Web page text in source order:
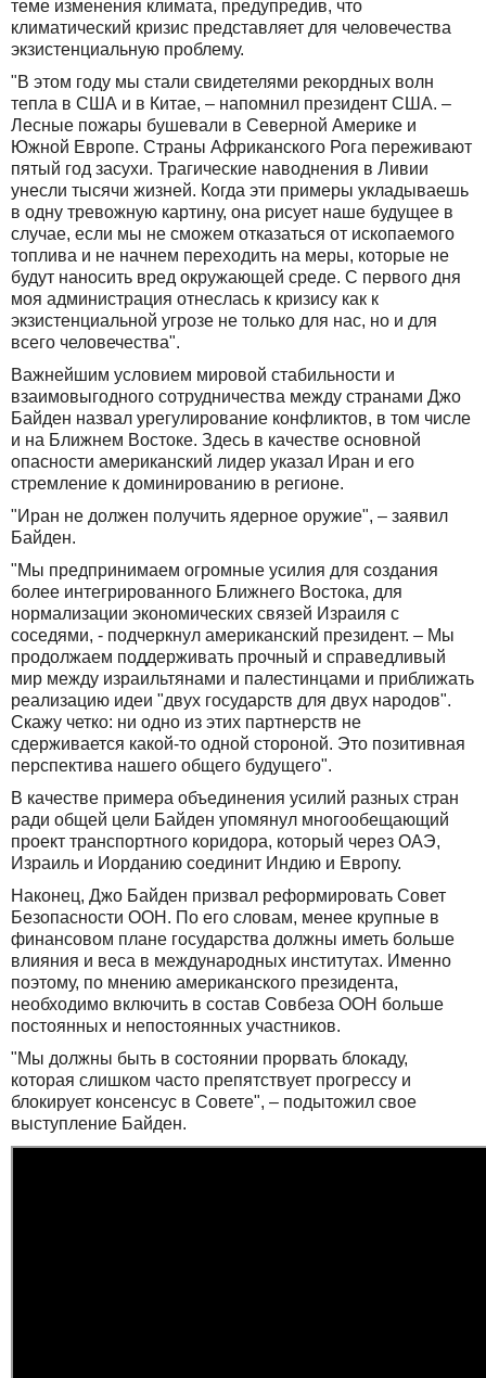
теме изменения климата, предупредив, что
климатический кризис представляет для человечества
экзистенциальную проблему.
"В этом году мы стали свидетелями рекордных волн
тепла в США и в Китае, – напомнил президент США. –
Лесные пожары бушевали в Северной Америке и
Южной Европе. Страны Африканского Рога переживают
пятый год засухи. Трагические наводнения в Ливии
унесли тысячи жизней. Когда эти примеры укладываешь
в одну тревожную картину, она рисует наше будущее в
случае, если мы не сможем отказаться от ископаемого
топлива и не начнем переходить на меры, которые не
будут наносить вред окружающей среде. С первого дня
моя администрация отнеслась к кризису как к
экзистенциальной угрозе не только для нас, но и для
всего человечества".
Важнейшим условием мировой стабильности и
взаимовыгодного сотрудничества между странами Джо
Байден назвал урегулирование конфликтов, в том числе
и на Ближнем Востоке. Здесь в качестве основной
опасности американский лидер указал Иран и его
стремление к доминированию в регионе.
"Иран не должен получить ядерное оружие", – заявил
Байден.
"Мы предпринимаем огромные усилия для создания
более интегрированного Ближнего Востока, для
нормализации экономических связей Израиля с
соседями, - подчеркнул американский президент. – Мы
продолжаем поддерживать прочный и справедливый
мир между израильтянами и палестинцами и приближать
реализацию идеи "двух государств для двух народов".
Скажу четко: ни одно из этих партнерств не
сдерживается какой-то одной стороной. Это позитивная
перспектива нашего общего будущего".
В качестве примера объединения усилий разных стран
ради общей цели Байден упомянул многообещающий
проект транспортного коридора, который через ОАЭ,
Израиль и Иорданию соединит Индию и Европу.
Наконец, Джо Байден призвал реформировать Совет
Безопасности ООН. По его словам, менее крупные в
финансовом плане государства должны иметь больше
влияния и веса в международных институтах. Именно
поэтому, по мнению американского президента,
необходимо включить в состав Совбеза ООН больше
постоянных и непостоянных участников.
"Мы должны быть в состоянии прорвать блокаду,
которая слишком часто препятствует прогрессу и
блокирует консенсус в Совете", – подытожил свое
выступление Байден.